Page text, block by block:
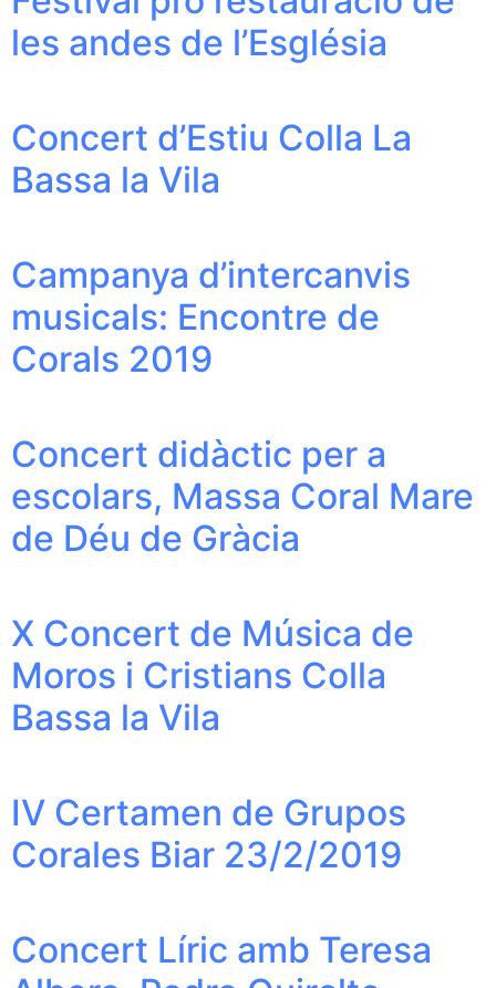
les andes de l’Església
Concert d’Estiu Colla La
Bassa la Vila
Campanya d’intercanvis
musicals: Encontre de
Corals 2019
Concert didàctic per a
escolars, Massa Coral Mare
de Déu de Gràcia
X Concert de Música de
Moros i Cristians Colla
Bassa la Vila
IV Certamen de Grupos
Corales Biar 23/2/2019
Concert Líric amb Teresa